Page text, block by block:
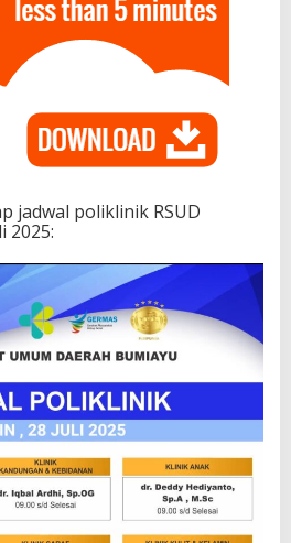
jadwal poliklinik RSUD
2025: